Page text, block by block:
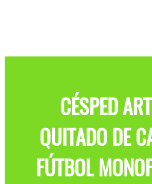
CÉSPED
QUITADO DE
FÚTBOL